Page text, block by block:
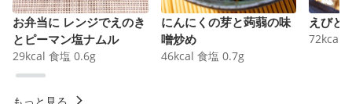
お弁当に レンジでえのき
とピーマン塩ナムル
29kcal 食塩 0.6g
にんにくの芽と蒟蒻の味
噌炒め
46kcal 食塩 0.7g
えびと
72kcal
もっと見る